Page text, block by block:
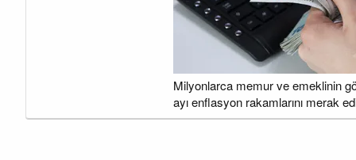
Milyonlarca memur ve emeklinin
ayı enflasyon rakamlarını merak